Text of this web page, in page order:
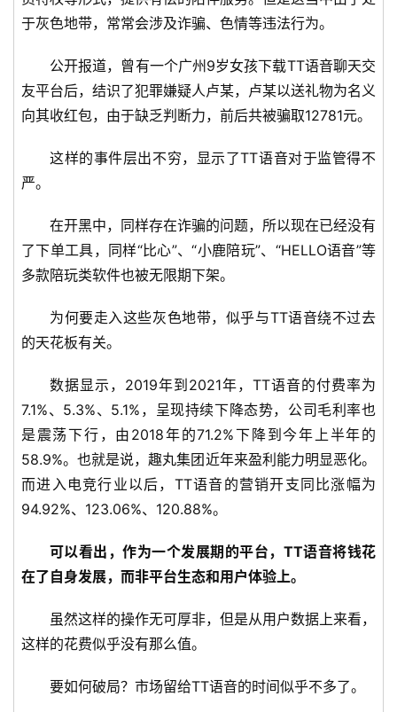
技
创
新
商
商
专
题
于灰色地带，常常会涉及诈骗、色情等违法行为。
公开报道，曾有一个广州9岁女孩下载TT语音聊天交
友平台后，结识了犯罪嫌疑人卢某，卢某以送礼物为名义
向其收红包，由于缺乏判断力，前后共被骗取12781元。
这样的事件层出不穷，显示了TT语音对于监管得不
严。
在开黑中，同样存在诈骗的问题，所以现在已经没有
了下单工具，同样“比心”、“小鹿陪玩”、“HELLO语音”等
多款陪玩类软件也被无限期下架。
为何要走入这些灰色地带，似乎与TT语音绕不过去
的天花板有关。
数据显示，2019年到2021年，TT语音的付费率为
7.1%、5.3%、5.1%，呈现持续下降态势，公司毛利率也
是震荡下行，由2018年的71.2%下降到今年上半年的
58.9%。也就是说，趣丸集团近年来盈利能力明显恶化。
而进入电竞行业以后，TT语音的营销开支同比涨幅为
94.92%、123.06%、120.88%。
可以看出，作为一个发展期的平台，TT语音将钱花
在了自身发展，而非平台生态和用户体验上。
虽然这样的操作无可厚非，但是从用户数据上来看，
这样的花费似乎没有那么值。
要如何破局？市场留给TT语音的时间似乎不多了。